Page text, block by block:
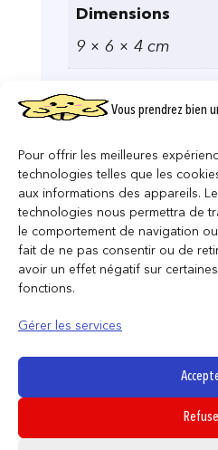
Vous prendrez bien
Pour offrir les meilleures
technologies telles que les
aux informations des appareils.
technologies nous permettra de
le comportement de navigation
fait de ne pas consentir ou de
avoir un effet négatif sur
fonctions.
Gérer les services
Dimensions
9 × 6 × 4 cm
Harry Potter
Produits